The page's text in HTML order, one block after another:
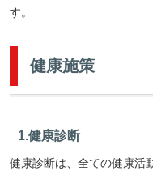
す。
健康施策
1.健康診断
健康診断は、全ての健康活